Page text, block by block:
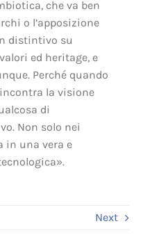
che va ben
o l’apposizione
distintivo su
ed heritage, e
Perché quando
incontra la visione
di
Non solo nei
in una vera e
Next